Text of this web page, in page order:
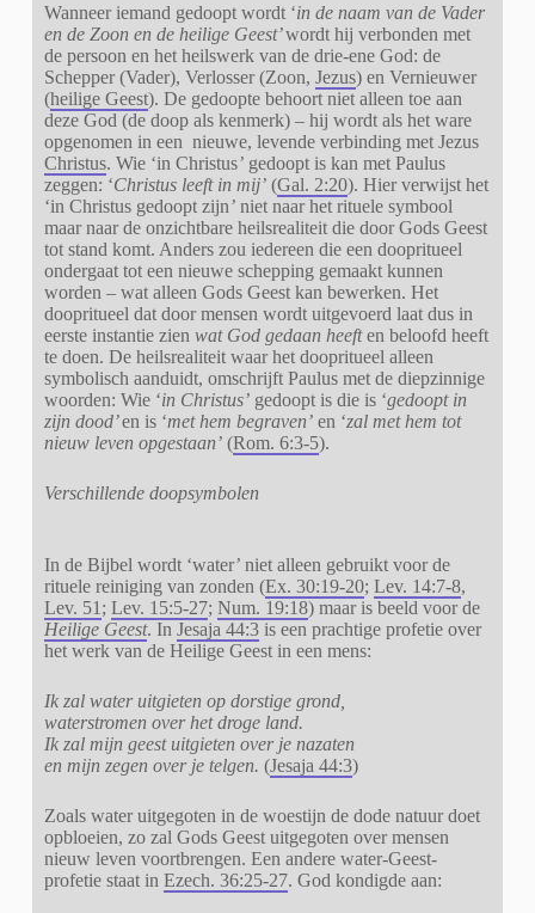
Wanneer iemand gedoopt wordt ‘in de naam van de Vader
en de Zoon en de heilige Geest’wordt hij verbonden met
de persoon en het heilswerk van de drie-ene God: de
Schepper (Vader), Verlosser (Zoon, Jezus) en Vernieuwer
(heilige Geest). De gedoopte behoort niet alleen toe aan
deze God (de doop als kenmerk) – hij wordt als het ware
opgenomen in een nieuwe, levende verbinding met Jezus
Christus. Wie ‘in Christus’gedoopt is kan met Paulus
zeggen: ‘Christus leeft in mij’(Gal. 2:20). Hier verwijst het
‘in Christus gedoopt zijn’niet naar het rituele symbool
maar naar de onzichtbare heilsrealiteit die door Gods Geest
tot stand komt. Anders zou iedereen die een doopritueel
ondergaat tot een nieuwe schepping gemaakt kunnen
worden – wat alleen Gods Geest kan bewerken. Het
doopritueel dat door mensen wordt uitgevoerd laat dus in
eerste instantie zien wat God gedaan heeften beloofd heeft
te doen. De heilsrealiteit waar het doopritueel alleen
symbolisch aanduidt, omschrijft Paulus met de diepzinnige
woorden: Wie ‘in Christus’gedoopt is die is ‘gedoopt in
zijn dood’en is ‘met hem begraven’en ‘zal met hem tot
nieuw leven opgestaan’(Rom. 6:3-5).
Verschillende doopsymbolen
In de Bijbel wordt ‘water’niet alleen gebruikt voor de
rituele reiniging van zonden (Ex. 30:19-20; Lev. 14:7-8,
Lev. 51 ; Lev. 15:5-27; Num. 19:18) maar is beeld voor de
Heilige Geest. In Jesaja 44:3is een prachtige profetie over
het werk van de Heilige Geest in een mens:
Ik zal water uitgieten op dorstige grond,
waterstromen over het droge land.
Ik zal mijn geest uitgieten over je nazaten
en mijn zegen over je telgen. (Jesaja 44:3)
Zoals water uitgegoten in de woestijn de dode natuur doet
opbloeien, zo zal Gods Geest uitgegoten over mensen
nieuw leven voortbrengen. Een andere water-Geest-
profetie staat in Ezech. 36:25-27. God kondigde aan: